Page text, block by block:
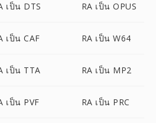
เป็น DTS RA เป็น OPUS
เป็น CAF RA เป็น W64
เป็น TTA RA เป็น MP2
เป็น PVF RA เป็น PRC